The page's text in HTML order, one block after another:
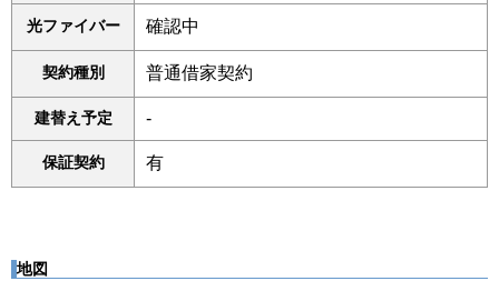
光ファイバー 確認中
契約種別 普通借家契約
建替え予定 -
保証契約 有
地図